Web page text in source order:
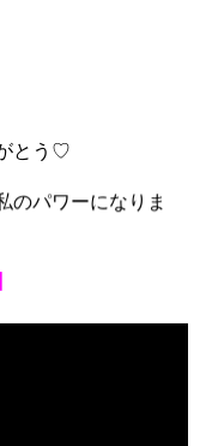
とう♡
のパワーになりま